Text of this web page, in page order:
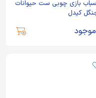
بازی چوبی ست حیوانات
کیدل